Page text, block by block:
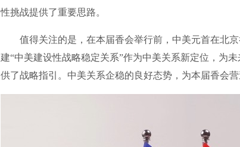
性挑战提供了重要思路。
值得关注的是，在本届香会举行前，中美元首在北京
建“中美建设性战略稳定关系”作为中美关系新定位，为
供了战略指引。中美关系企稳的良好态势，为本届香会营